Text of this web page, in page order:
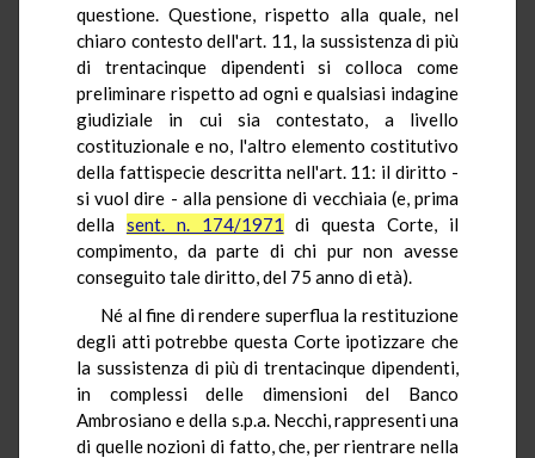
questione. Questione, rispetto alla quale, nel
chiaro contesto dell'art. 11, la sussistenza di più
di trentacinque dipendenti si colloca come
preliminare rispetto ad ogni e qualsiasi indagine
giudiziale in cui sia contestato, a livello
costituzionale e no, l'altro elemento costitutivo
della fattispecie descritta nell'art. 11: il diritto -
si vuol dire - alla pensione di vecchiaia (e, prima
della sent. n. 174/1971 di questa Corte, il
compimento, da parte di chi pur non avesse
conseguito tale diritto, del 75 anno di età).
Né al fine di rendere superflua la restituzione
degli atti potrebbe questa Corte ipotizzare che
la sussistenza di più di trentacinque dipendenti,
in complessi delle dimensioni del Banco
Ambrosiano e della s.p.a. Necchi, rappresenti una
di quelle nozioni di fatto, che, per rientrare nella